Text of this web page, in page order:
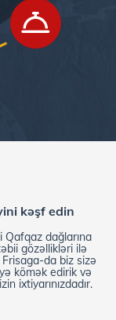
kəşf edin
dağlarına
gözəllikləri ilə
da biz sizə
kömək edirik və
ixtiyarınızdadır.